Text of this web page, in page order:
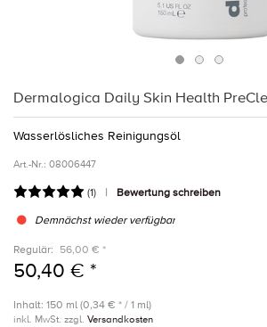
Dermalogica Daily Skin Health
Wasserlösliches Reinigungsöl
Art.-Nr.: 08006447
(1) Bewertung schreiben
Demnächst wieder verfügbar
Regulär: 56,00 € *
50,40 € *
Inhalt: 150 ml (0,34 € * / 1 ml)
inkl. MwSt. zzgl. Versandkosten